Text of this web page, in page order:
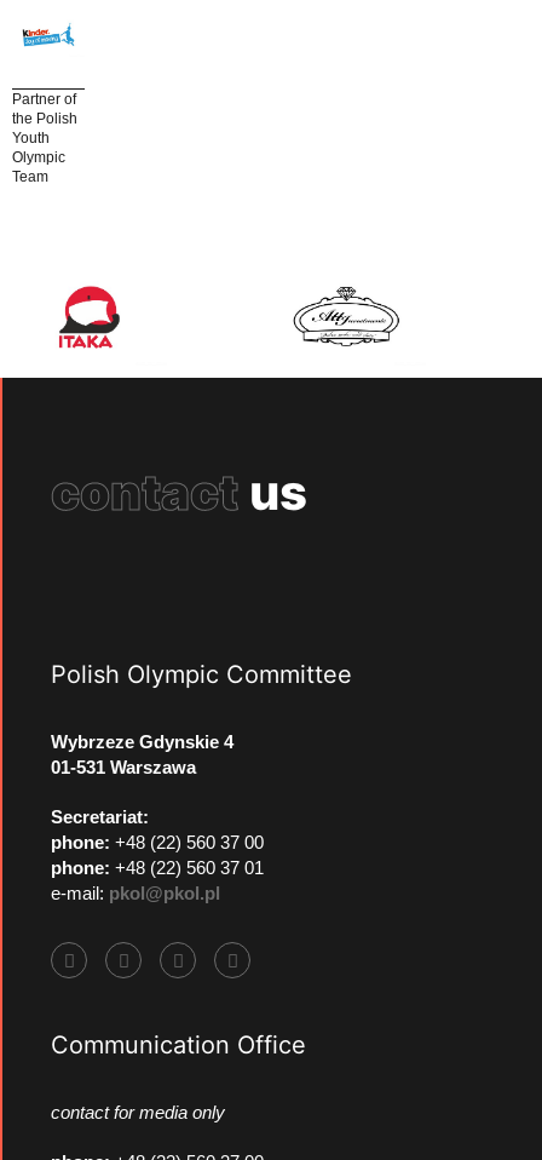
Partner of
the Polish
Youth
Olympic
Team
contact us
Polish Olympic Committee
Wybrzeze Gdynskie 4
01-531 Warszawa
Secretariat:
phone: +48 (22) 560 37 00
phone: +48 (22) 560 37 01
e-mail: pkol@pkol.pl
Communication Office
contact for media only